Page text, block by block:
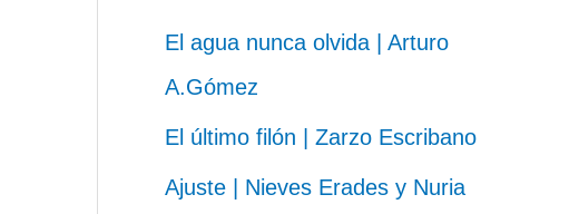
El agua nunca olvida | Arturo
A.Gómez
El último filón | Zarzo Escribano
Ajuste | Nieves Erades y Nuria